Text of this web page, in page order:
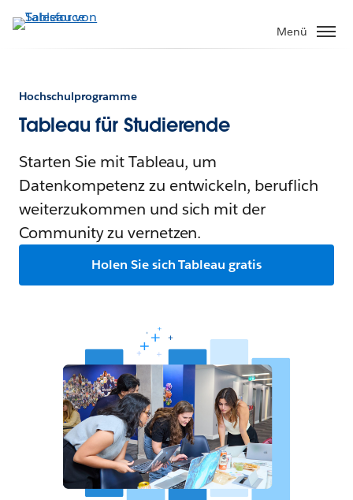
Menü
Hochschulprogramme
Tableau für Studierende
Starten Sie mit Tableau, um
Datenkompetenz zu entwickeln, beruflich
weiterzukommen und sich mit der
Community zu vernetzen.
Holen Sie sich Tableau gratis